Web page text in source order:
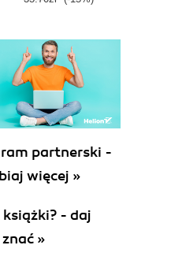
partnerski -
więcej »
książki? - daj
»